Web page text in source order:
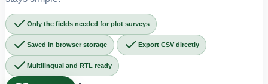
Only the fields needed for plot surveys
Saved in browser storage Export CSV directly
Multilingual and RTL ready